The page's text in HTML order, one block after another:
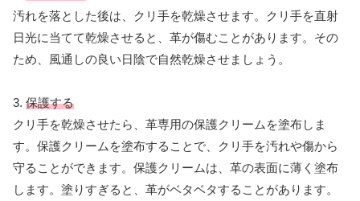
汚れを落とした後は、クリ手を乾燥させます。クリ手を直射
日光に当てて乾燥させると、革が傷むことがあります。その
ため、風通しの良い日陰で自然乾燥させましょう。
3. 保護する
クリ手を乾燥させたら、革専用の保護クリームを塗布しま
す。保護クリームを塗布することで、クリ手を汚れや傷から
守ることができます。保護クリームは、革の表面に薄く塗布
します。塗りすぎると、革がベタベタすることがあります。